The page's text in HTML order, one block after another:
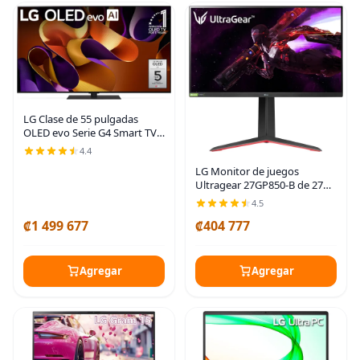
LG Clase de 55 pulgadas
OLED evo Serie G4 Smart TV
Procesador 4K Pantalla Plana
con Magic Remote
4.4
₡1 499 677
Agregar
LG Monitor de juegos
Ultragear 27GP850-B de 27
pulgadas QHD (2560 x 1440)
Pantalla Nano IPS 1 ms
Tiempo de respuesta 165Hz
4.5
₡404 777
Agregar